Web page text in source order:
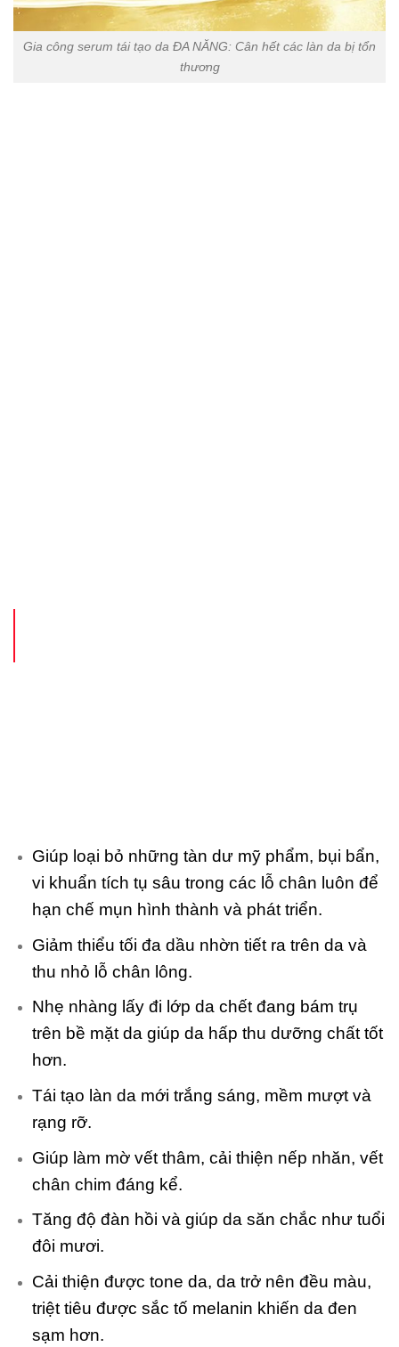
Gia công serum tái tạo da ĐA NĂNG: Cân hết các làn da bị tổn
thương
Giúp loại bỏ những tàn dư mỹ phẩm, bụi bẩn,
vi khuẩn tích tụ sâu trong các lỗ chân luôn để
hạn chế mụn hình thành và phát triển.
Giảm thiểu tối đa dầu nhờn tiết ra trên da và
thu nhỏ lỗ chân lông.
Nhẹ nhàng lấy đi lớp da chết đang bám trụ
trên bề mặt da giúp da hấp thu dưỡng chất tốt
hơn.
Tái tạo làn da mới trắng sáng, mềm mượt và
rạng rỡ.
Giúp làm mờ vết thâm, cải thiện nếp nhăn, vết
chân chim đáng kể.
Tăng độ đàn hồi và giúp da săn chắc như tuổi
đôi mươi.
Cải thiện được tone da, da trở nên đều màu,
triệt tiêu được sắc tố melanin khiến da đen
sạm hơn.